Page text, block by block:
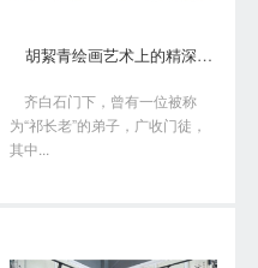
胡絜青绘画艺术上的精深造诣从何而来?
齐白石门下，曾有一位被称
为“祁长老”的弟子，广收门徒，
其中...